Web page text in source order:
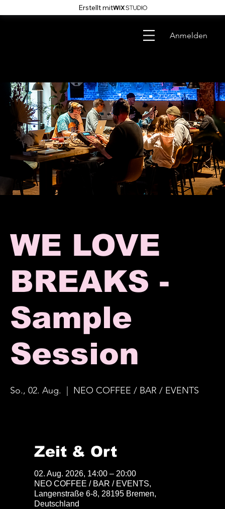
Erstellt mit
Anmelden
WE LOVE
BREAKS -
Sample
Session
So., 02. Aug. NEO COFFEE / BAR / EVENTS
Zeit & Ort
02. Aug. 2026, 14:00 – 20:00
NEO COFFEE / BAR / EVENTS,
Langenstraße 6-8, 28195 Bremen,
Deutschland